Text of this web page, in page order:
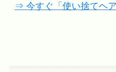
⇒ 今すぐ「使い捨てヘ